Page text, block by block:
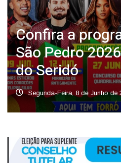
Confira a
São Pedro
do Seridó
Segunda-Feira, 8 de Junho de